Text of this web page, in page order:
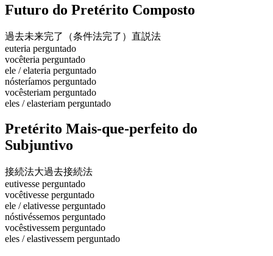
Futuro do Pretérito Composto
過去未来完了（条件法完了） 直説法
euteria perguntado
vocêteria perguntado
ele / elateria perguntado
nósteríamos perguntado
vocêsteriam perguntado
eles / elasteriam perguntado
Pretérito Mais-que-perfeito do
Subjuntivo
接続法大過去接続法
eutivesse perguntado
vocêtivesse perguntado
ele / elativesse perguntado
nóstivéssemos perguntado
vocêstivessem perguntado
eles / elastivessem perguntado